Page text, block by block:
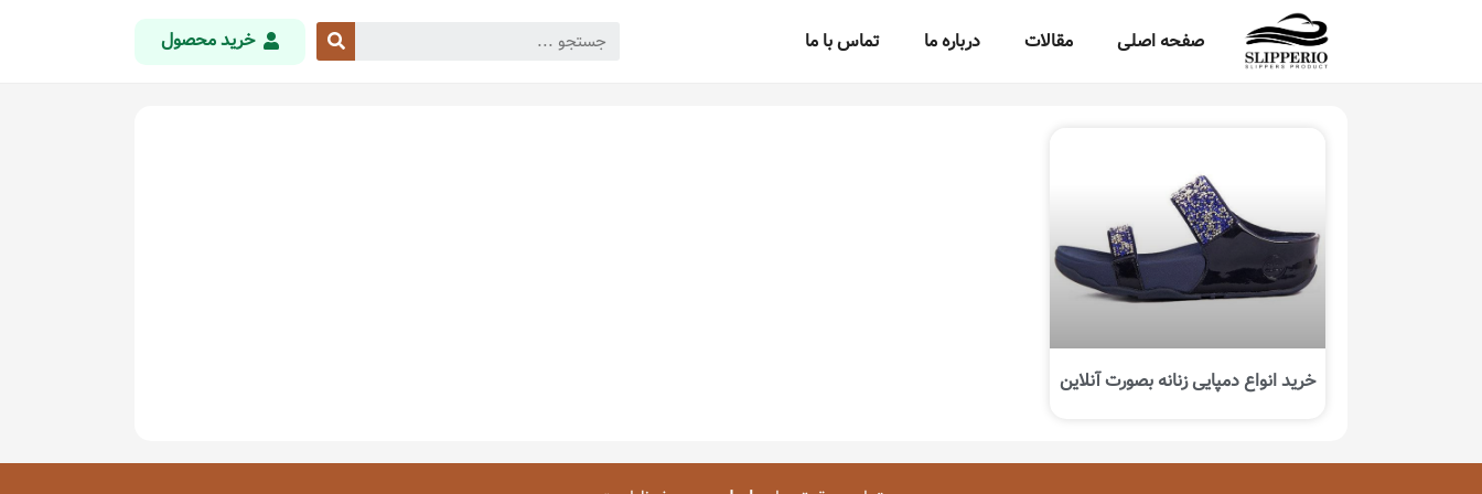
صفحه اصلی مقالات درباره ما تماس با ما خرید محصول
خرید انواع دمپایی زنانه بصورت آنلاین